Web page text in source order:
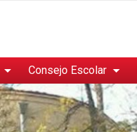
Consejo Escolar